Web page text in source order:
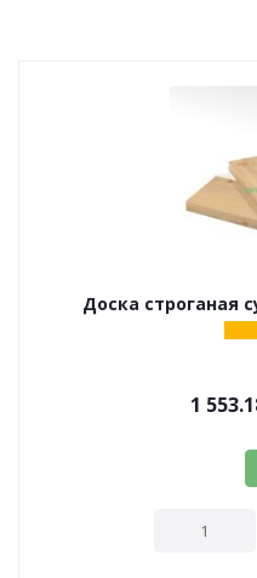
Доска строганая
1